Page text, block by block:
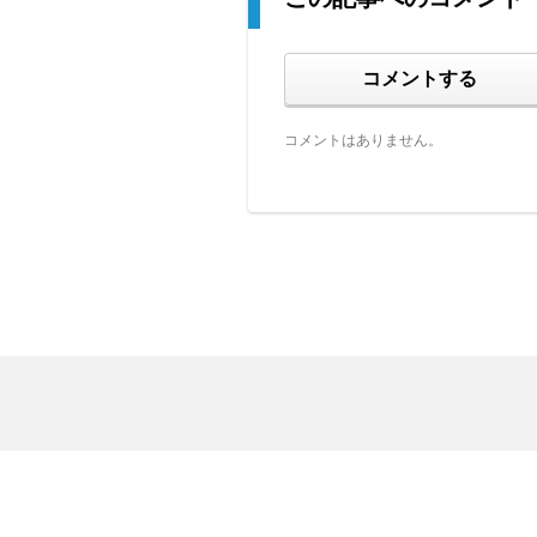
コメントする
コメントはありません。